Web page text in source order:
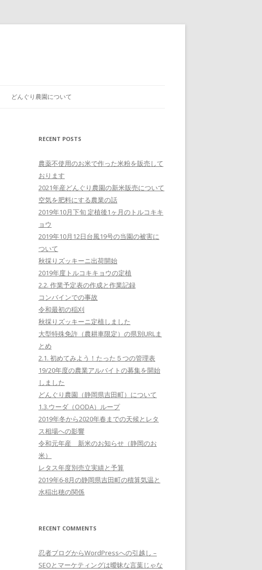
どんぐり農園について
RECENT POSTS
農薬不使用のお米で作った米粉を販売して
おります
2021年産どんぐり農園の新米販売について
空気を肥料にする農業の話
2019年10月下旬 定植後1ヶ月のトルコキキ
ョウ
2019年10月12日台風19号の当園の被害に
ついて
秋採りズッキーニ出荷開始
2019年度トルコキキョウの定植
2.2. 作業予定表の作成と作業記録
コンバインでの事故
令和最初の稲刈
秋採りズッキーニ定植しました
大型特殊免許（農耕車限定）の県別URLま
とめ
2.1. 初めてみよう！たった５つの管理表
19/20年度の農業アルバイトの募集を開始
しました
どんぐり農園（静岡県吉田町）について
1.3.ウーダ（OODA）ループ
2019年冬から2020年春までの天候とレタ
ス相場への影響
令和元年産 新米のお知らせ（静岡のお
米）
レタス年度別売立実績と予算
2019年6-8月の静岡県吉田町の積算気温と
水稲出穂の関係
RECENT COMMENTS
忍者ブログからWordPressへの引越し –
SEOとマーケティングは曖昧な言葉じゃな